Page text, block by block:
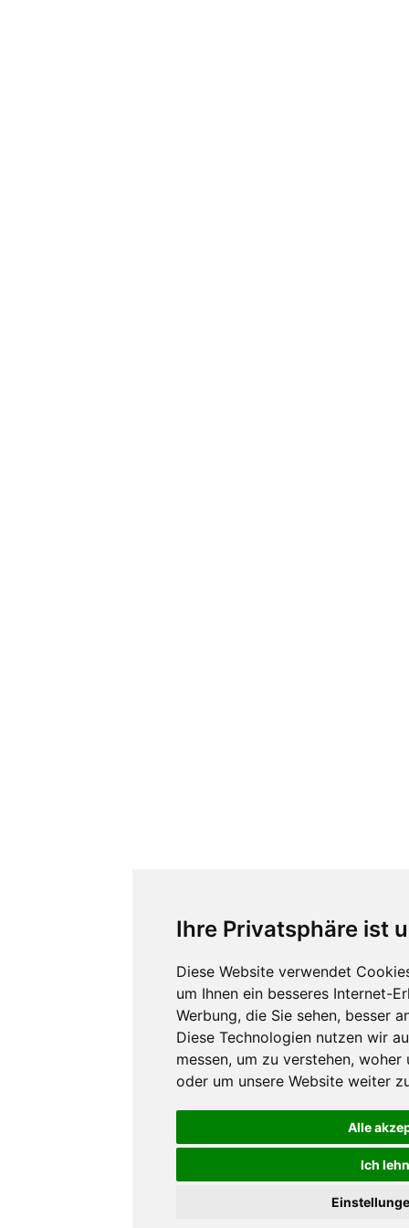
Ihre Privatsphäre ist
Diese Website verwendet
um Ihnen ein besseres Internet-
Werbung, die Sie sehen, besser
Diese Technologien nutzen wir
messen, um zu verstehen, woher
oder um unsere Website weiter
Alle
Ich